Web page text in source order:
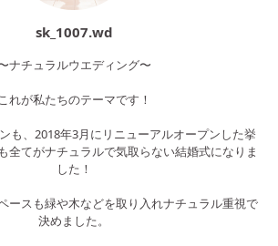
sk_1007.wd
ナチュラルウエディング〜
れが私たちのテーマです！
も、2018年3月にリニューアルオープンした挙
全てがナチュラルで気取らない結婚式になりま
した！
ースも緑や木などを取り入れナチュラル重視で
決めました。